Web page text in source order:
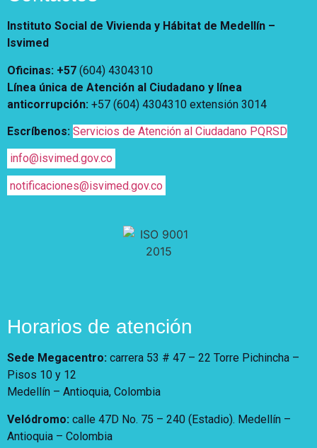
Instituto Social de Vivienda y Hábitat de Medellín –
Isvimed
Oficinas: +57 (604) 4304310
Línea única de Atención al Ciudadano y línea
anticorrupción: +57 (604) 4304310 extensión 3014
Escríbenos: Servicios de Atención al Ciudadano PQRSD
info@isvimed.gov.co
notificaciones@isvimed.gov.co
Horarios de atención
Sede Megacentro: carrera 53 # 47 – 22 Torre Pichincha –
Pisos 10 y 12
Medellín – Antioquia, Colombia
Velódromo: calle 47D No. 75 – 240 (Estadio). Medellín –
Antioquia – Colombia